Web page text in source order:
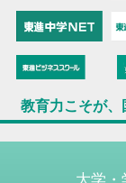
教育力こそが、